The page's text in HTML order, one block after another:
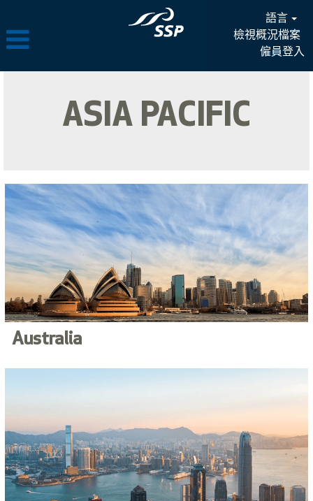
語言
檢視概況檔案
僱員登入
ASIA PACIFIC
Australia